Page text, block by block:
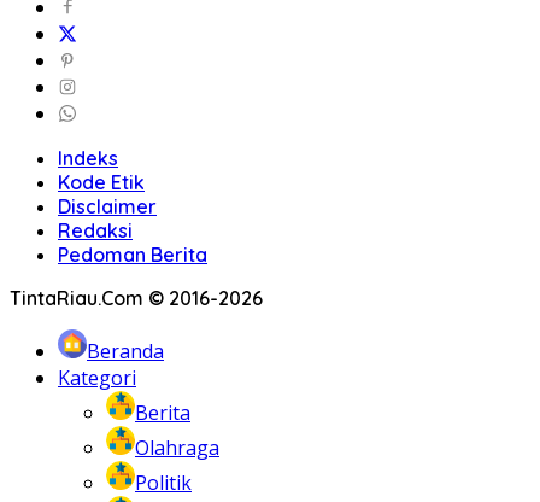
Indeks
Kode Etik
Disclaimer
Redaksi
Pedoman Berita
TintaRiau.Com © 2016-2026
Beranda
Kategori
Berita
Olahraga
Politik